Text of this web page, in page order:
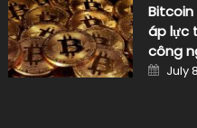
Bitcoin
áp lực
công
Posted
on
July